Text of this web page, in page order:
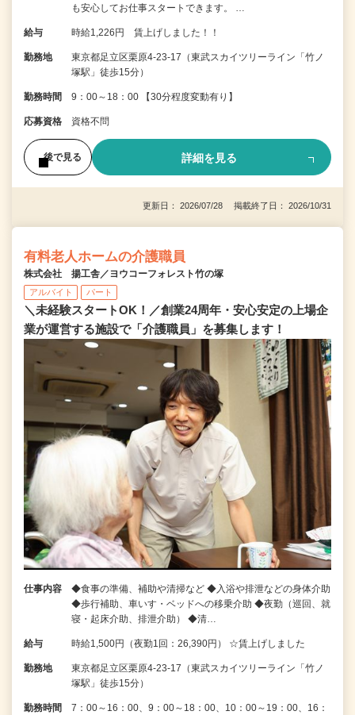
も安心してお仕事スタートできます。 …
給与 時給1,226円 賃上げしました！！
勤務地
東京都足立区栗原4-23-17（東武スカイツリーライン「竹ノ
塚駅」徒歩15分）
勤務時間 9：00～18：00 【30分程度変動有り】
応募資格 資格不問
後で見る 詳細を見る
更新日： 2026/07/28 掲載終了日： 2026/10/31
有料老人ホームの介護職員
株式会社 揚工舎／ヨウコーフォレスト竹の塚
アルバイト パート
＼未経験スタートOK！／創業24周年・安心安定の上場企
業が運営する施設で「介護職員」を募集します！
仕事内容
◆食事の準備、補助や清掃など ◆入浴や排泄などの身体介助
◆歩行補助、車いす・ベッドへの移乗介助 ◆夜勤（巡回、就
寝・起床介助、排泄介助） ◆清…
給与 時給1,500円（夜勤1回：26,390円） ☆賃上げしました
勤務地
東京都足立区栗原4-23-17（東武スカイツリーライン「竹ノ
塚駅」徒歩15分）
勤務時間
7：00～16：00、9：00～18：00、10：00～19：00、16：